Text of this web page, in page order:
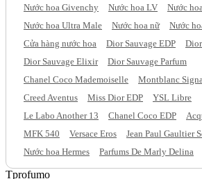
Nước hoa Givenchy
Nước hoa LV
Nước
Nước hoa Ultra Male
Nước hoa nữ
Nước
Cửa hàng nước hoa
Dior Sauvage EDP
Dior Sauvage Elixir
Dior Sauvage Parfum
Chanel Coco Mademoiselle
Montblanc
Creed Aventus
Miss Dior EDP
YSL Libre
Le Labo Another 13
Chanel Coco EDP
MFK 540
Versace Eros
Jean Paul Gaultier
Nước hoa Hermes
Parfums De Marly Delina
Tprofumo